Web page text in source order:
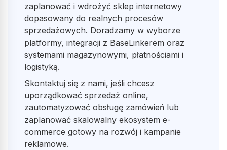
zaplanować i wdrożyć sklep internetowy
dopasowany do realnych procesów
sprzedażowych. Doradzamy w wyborze
platformy, integracji z BaseLinkerem oraz
systemami magazynowymi, płatnościami i
logistyką.
Skontaktuj się z nami, jeśli chcesz
uporządkować sprzedaż online,
zautomatyzować obsługę zamówień lub
zaplanować skalowalny ekosystem e-
commerce gotowy na rozwój i kampanie
reklamowe.